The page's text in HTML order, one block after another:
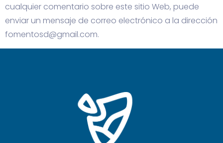
cualquier comentario sobre este sitio Web, puede
enviar un mensaje de correo electrónico a la dirección
fomentosd@gmail.com.